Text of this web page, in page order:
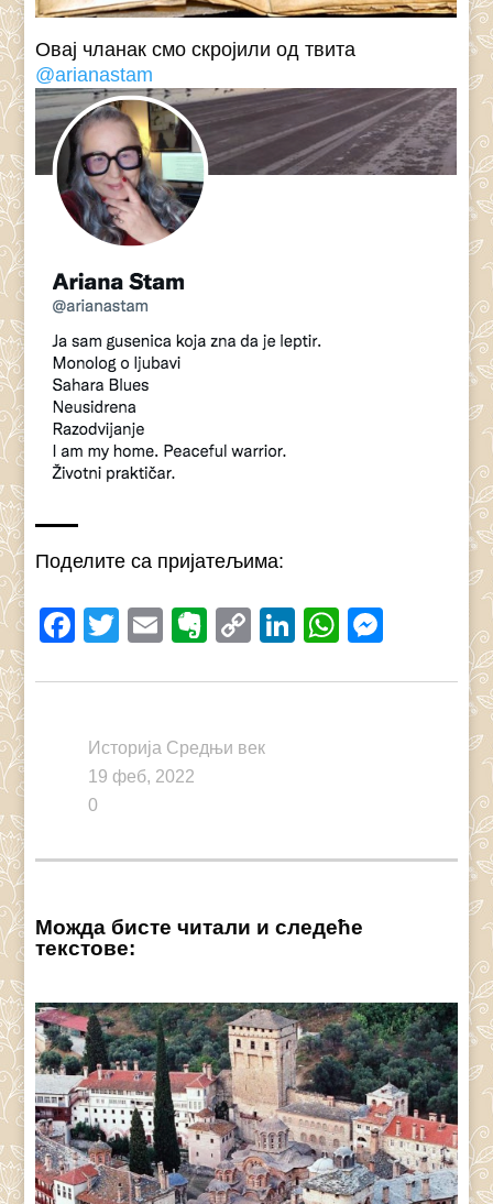
Овај чланак смо скројили од твита
@arianastam
Поделите са пријатељима:
Facebook
Twitter
EmailEvernote
CopyLinkedIn
Историја Средњи век
19 феб, 2022
0
Можда бисте читали и следеће
текстове: